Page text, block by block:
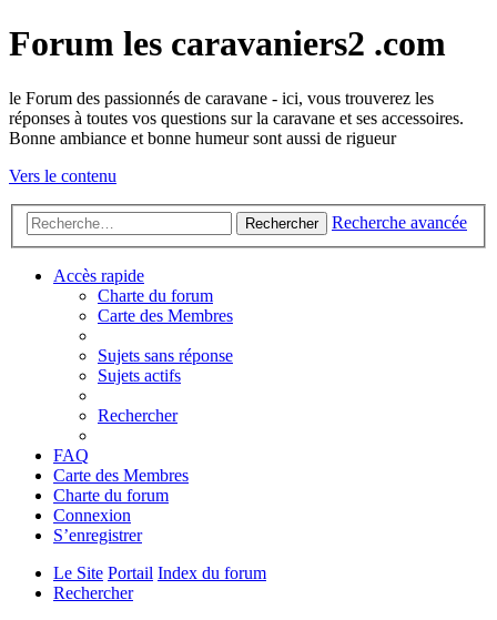
Forum les caravaniers2 .com
le Forum des passionnés de caravane - ici, vous trouverez les
réponses à toutes vos questions sur la caravane et ses accessoires.
Bonne ambiance et bonne humeur sont aussi de rigueur
Vers le contenu
Rechercher Recherche avancée
Accès rapide
Charte du forum
Carte des Membres
Sujets sans réponse
Sujets actifs
Rechercher
FAQ
Carte des Membres
Charte du forum
Connexion
S’enregistrer
Le Site Portail Index du forum
Rechercher